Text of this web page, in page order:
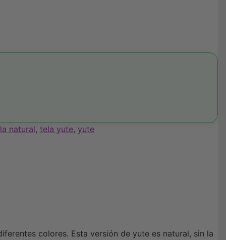
natural, tela yute, yute
colores. Esta versión de yute es natural, sin la